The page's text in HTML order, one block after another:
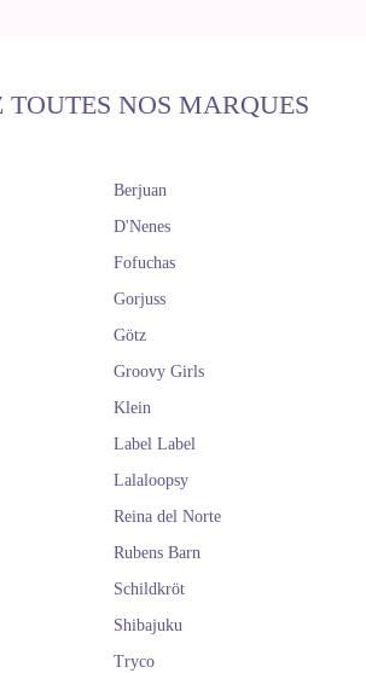
NOS MARQUES
Berjuan
D'Nenes
Fofuchas
Gorjuss
Götz
Groovy Girls
Klein
Label Label
Lalaloopsy
Reina del Norte
Rubens Barn
Schildkröt
Shibajuku
Tryco